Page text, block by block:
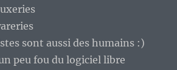
sont aussi des humains :)
peu fou du logiciel libre